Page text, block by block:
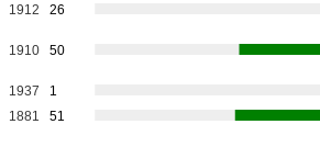
1912 26
1910 50
1937
1
1881 51